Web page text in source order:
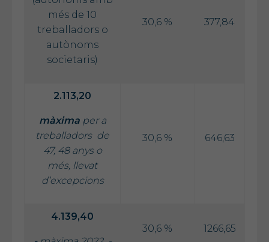
més de 10
treballadors o
autònoms
societaris)
30,6 % 377,84
2.113,20
màximaper a
treballadors de
47, 48 anys o
més, llevat
d’excepcions
30,6 % 646,63
4.139,40
30,6 % 1266,65